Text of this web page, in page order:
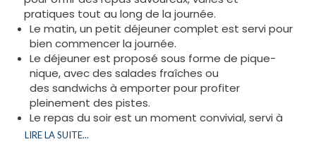
pratiques tout au long de la journée.
Le matin, un petit déjeuner complet est servi pour
bien commencer la journée.
Le déjeuner est proposé sous forme de pique-
nique, avec des salades fraîches ou
des sandwichs à emporter pour profiter
pleinement des pistes.
Le repas du soir est un moment convivial, servi à
table ou en buffet, dans une ambiance familiale et
LIRE LA SUITE...